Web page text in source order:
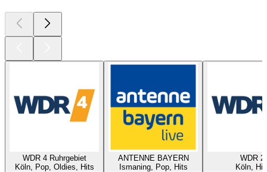
WDR 4 Ruhrgebiet
Köln, Pop, Oldies, Hits
ANTENNE BAYERN
Ismaning, Pop, Hits
WDR 2
Köln,